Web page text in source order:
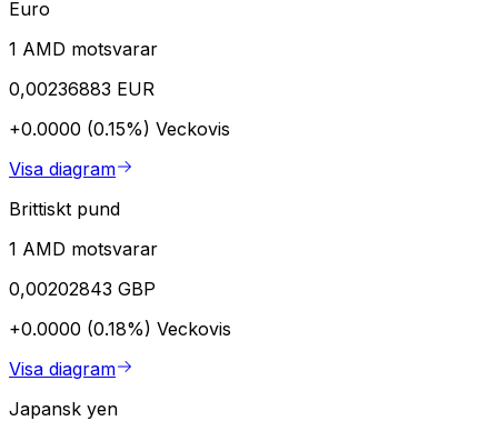
Euro
1 AMD motsvarar
0,00236883 EUR
+0.0000 (0.15%) Veckovis
Visa diagram
Brittiskt pund
1 AMD motsvarar
0,00202843 GBP
+0.0000 (0.18%) Veckovis
Visa diagram
Japansk yen